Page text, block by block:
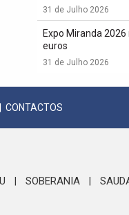
31 de Julho 2026
Expo Miranda
euros
31 de Julho 2026
CONTACTOS
SOBERANIA